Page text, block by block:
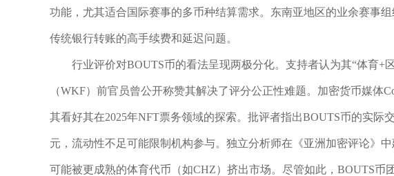
功能，尤其适合国际赛事的多币种结算需求。东南亚地区的业余赛事
传统银行转账的高手续费和延迟问题。
行业评价对BOUTS币的看法呈现两极分化。支持者认为其“体育+
（WKF）前官员曾公开称赞其解决了评分公正性难题。加密货币媒体
其看好其在2025年NFT票务领域的探索。批评者指出BOUTS币的实际
元，流动性不足可能限制机构参与。独立分析师在《亚洲加密评论》
可能被更成熟的体育代币（如CHZ）挤出市场。尽管如此，BOUTS币